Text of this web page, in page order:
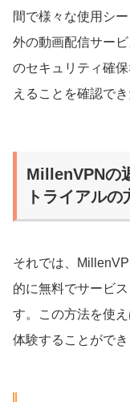
間で様々な使用シ
外の動画配信サー
のセキュリティ確
えることを確認で
MillenVPNの
トライアルの
それでは、
的に無料でサービ
す。この方法を使
体験することができ